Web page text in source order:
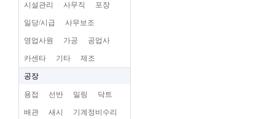
시설관리 사무직 포장
일당/시급 사무보조
영업사원 가공 공업사
카센타 기타 제조
공장
용접 선반 밀링 닥트
배관 새시 기계정비수리